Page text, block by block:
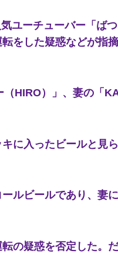
ユーチューバー「ば
をした疑惑などが指
HIRO）」、妻の「
に入ったビールと見
ルビールであり、妻
の疑惑を否定した。